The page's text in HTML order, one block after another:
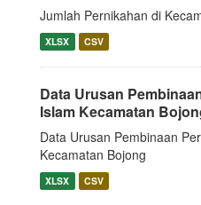
Jumlah Pernikahan di
XLSX CSV
Data Urusan
Islam Kecamatan
Data Urusan Pembinaan
Kecamatan Bojong
XLSX CSV